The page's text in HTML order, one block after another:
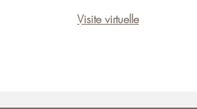
Visite virtuelle​